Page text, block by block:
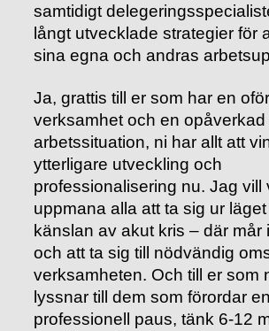
samtidigt
långt utvecklade strategier för
sina egna och andras
Ja, grattis till er som har en
verksamhet och en opåverkad
arbetssituation, ni har allt att
ytterligare utveckling och
professionalisering nu. Jag vill
uppmana alla att ta sig ur
känslan av akut kris – där mår
och att ta sig till nödvändig
verksamheten. Och till er som
lyssnar till dem som förordar
professionell paus, tänk 6-12